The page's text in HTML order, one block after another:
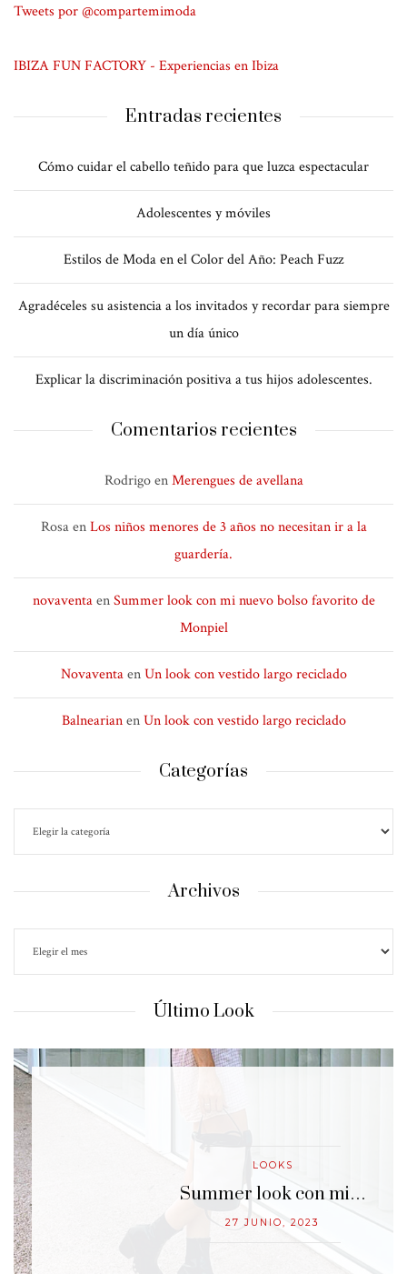
Tweets por @compartemimoda
IBIZA FUN FACTORY - Experiencias en Ibiza
Entradas recientes
Cómo cuidar el cabello teñido para que luzca espectacular
Adolescentes y móviles
Estilos de Moda en el Color del Año: Peach Fuzz
Agradéceles su asistencia a los invitados y recordar para siempre
un día único
Explicar la discriminación positiva a tus hijos adolescentes.
Comentarios recientes
RodrigoenMerengues de avellana
RosaenLos niños menores de 3 años no necesitan ir a la
guardería.
novaventaenSummer look con mi nuevo bolso favorito de
Monpiel
NovaventaenUn look con vestido largo reciclado
BalnearianenUn look con vestido largo reciclado
Categorías
Archivos
Último Look
LOOKS
Summer look con mi…
27 JUNIO, 2023